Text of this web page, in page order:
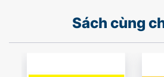
Sách cùng